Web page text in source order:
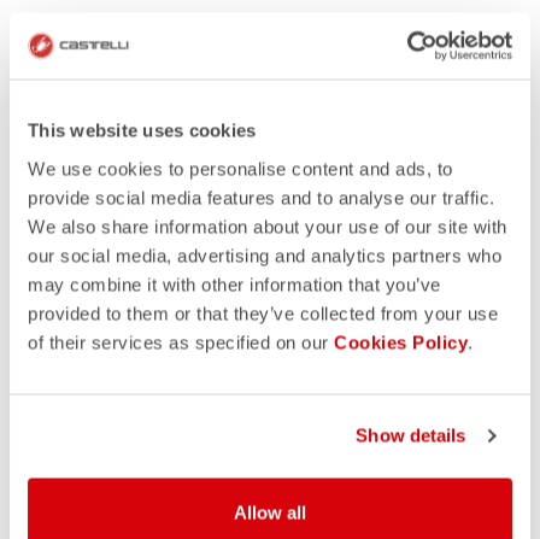
This website uses cookies
We use cookies to personalise content and ads, to
provide social media features and to analyse our traffic.
We also share information about your use of our site with
our social media, advertising and analytics partners who
may combine it with other information that you’ve
provided to them or that they’ve collected from your use
of their services as specified on our Cookies Policy.
Show details
Allow all